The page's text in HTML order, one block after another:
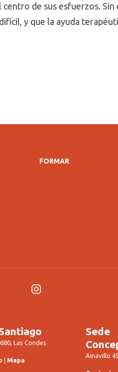
de sus esfuerzos. Sin
y que la ayuda
FORMAR
Instagram
Las Condes
Mapa
Sede
Ainavillo